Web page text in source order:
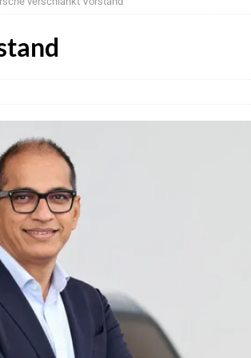
Produktion im Juli rückläufig
qualifizieren NOR-Flash für KI-Cockpits
autonome Uber-Fahrten in London
kräftig – Auftragseingänge erreichen Rekordniveau
in der EMEA-Region neu
VLA-Modell für AVs
ADAS-Technologie für künftige Stellantis-Fahrzeuge